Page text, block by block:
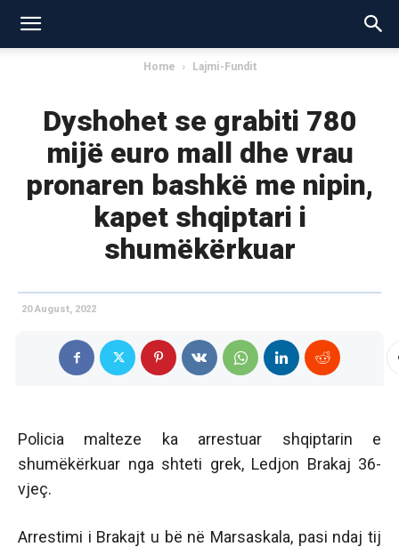
Home Lajmi-Fundit
Dyshohet se grabiti 780
mijë euro mall dhe vrau
pronaren bashkë me nipin,
kapet shqiptari i
shumëkërkuar
20 August, 2022
Policia malteze ka arrestuar shqiptarin e
shumëkërkuar nga shteti grek, Ledjon Brakaj 36-
vjeç.
Arrestimi i Brakajt u bë në Marsaskala, pasi ndaj tij